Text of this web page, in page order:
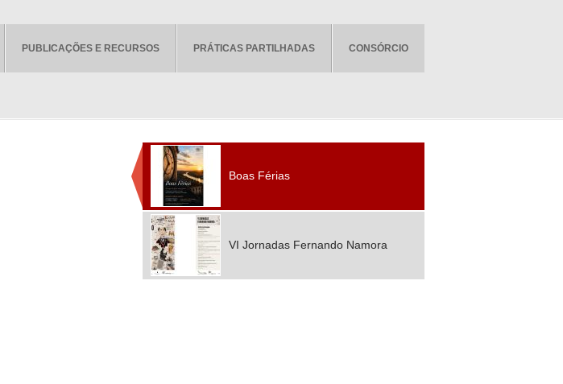
PUBLICAÇÕES E RECURSOS PRÁTICAS PARTILHADAS CONSÓRCIO
Boas Férias
VI Jornadas Fernando Namora